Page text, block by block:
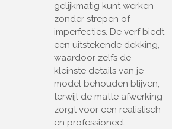
gelijkmatig kunt werken
zonder strepen of
imperfecties. De verf biedt
een uitstekende dekking,
waardoor zelfs de
kleinste details van je
model behouden blijven,
terwijl de matte afwerking
zorgt voor een realistisch
en professioneel